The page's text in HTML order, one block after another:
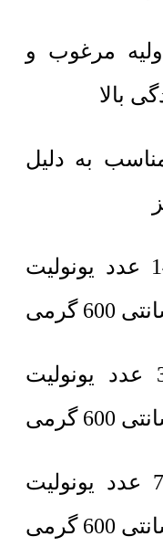
مرغوب و
به دلیل
ظرفیت نیسان : 140 عدد یونولیت
ظرفیت خاور : 300 عدد یونولیت
ظرفیت تریلی : 760 عدد یونولیت